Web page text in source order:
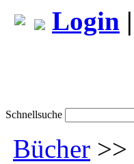
Login |
Schnellsuche
Bücher >>